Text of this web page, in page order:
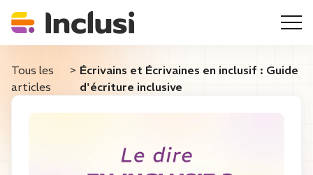
Tous les
articles
> Écrivains et Écrivaines en inclusif : Guide
d'écriture inclusive